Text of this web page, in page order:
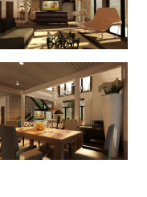
lake